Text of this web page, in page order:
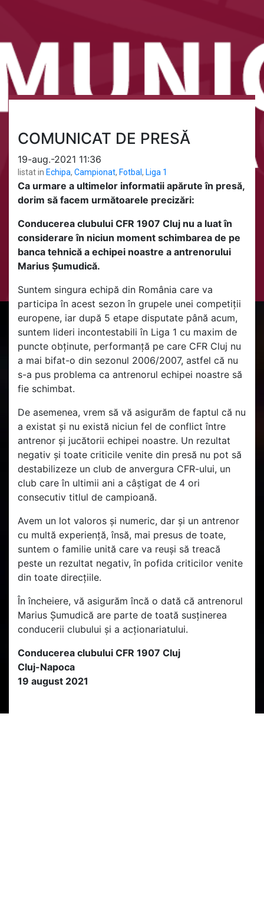
COMUNICAT DE PRESĂ
19-aug.-2021 11:36
listat in Echipa, Campionat, Fotbal , Liga 1
Ca urmare a ultimelor informatii apărute în presă,
dorim să facem următoarele precizări:
Conducerea clubului CFR 1907 Cluj nu a luat în
considerare în niciun moment schimbarea de pe
banca tehnică a echipei noastre a antrenorului
Marius Șumudică.
Suntem singura echipă din România care va
participa în acest sezon în grupele unei competiții
europene, iar după 5 etape disputate până acum,
suntem lideri incontestabili în Liga 1 cu maxim de
puncte obținute, performanță pe care CFR Cluj nu
a mai bifat-o din sezonul 2006/2007, astfel că nu
s-a pus problema ca antrenorul echipei noastre să
fie schimbat.
De asemenea, vrem să vă asigurăm de faptul că nu
a existat și nu există niciun fel de conflict între
antrenor și jucătorii echipei noastre. Un rezultat
negativ și toate criticile venite din presă nu pot să
destabilizeze un club de anvergura CFR-ului, un
club care în ultimii ani a câștigat de 4 ori
consecutiv titlul de campioană.
Avem un lot valoros și numeric, dar și un antrenor
cu multă experiență, însă, mai presus de toate,
suntem o familie unită care va reuși să treacă
peste un rezultat negativ, în pofida criticilor venite
din toate direcțiile.
În încheiere, vă asigurăm încă o dată că antrenorul
Marius Șumudică are parte de toată susținerea
conducerii clubului și a acționariatului.
Conducerea clubului CFR 1907 Cluj
Cluj-Napoca
19 august 2021